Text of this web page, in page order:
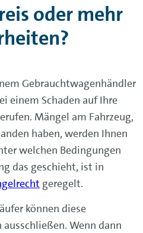
oder mehr
Gebrauchtwagenhändler
einem Schaden auf Ihre
Mängel am Fahrzeug,
haben, werden Ihnen
welchen Bedingungen
das geschieht, ist in
geregelt.
können diese
ausschließen. Wenn dann